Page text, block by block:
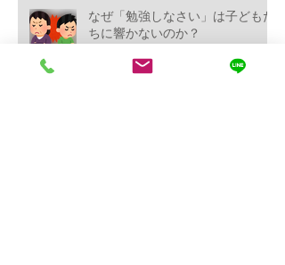
なぜ「勉強しなさい」は子どもた
ちに響かないのか？